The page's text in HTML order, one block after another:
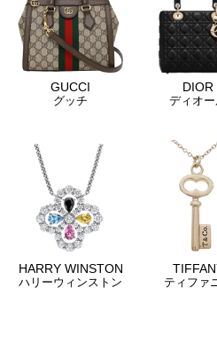
GUCCI
グッチ
DIOR
ディオ
HARRY WINSTON
ハリーウィンストン ティファ